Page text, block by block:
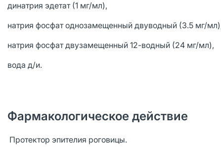
динатрия эдетат (1 мг/мл),
натрия фосфат однозамещенный двуводный (3.5 мг/
натрия фосфат двузамещенный 12-водный (24 мг/мл),
вода д/и.
Фармакологическое действие
Протектор эпителия роговицы.